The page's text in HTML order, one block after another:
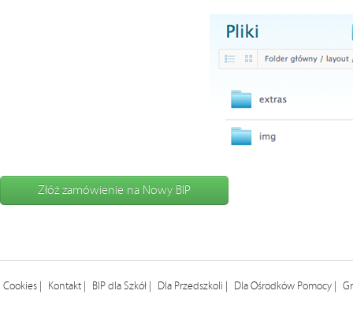
Złóż zamówienie na Nowy BIP
Cookies Kontakt BIP dla Szkół Dla Przedszkoli Dla Ośrodków Pomocy